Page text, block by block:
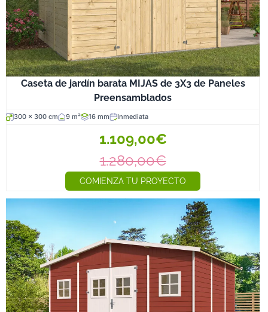
Caseta de jardín barata MIJAS de 3X3 de Paneles
Preensamblados
300 x 300 cm 9 m² 16 mm Inmediata
1.109,00€
1.280,00€
COMIENZA TU PROYECTO